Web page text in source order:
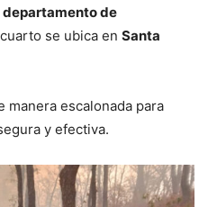
departamento de
se ubica en Santa
manera escalonada para
y efectiva.